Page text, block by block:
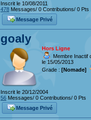
Inscrit le 10/08/2011
478 Messages/ 0 Contributions/ 0 Pts
Message Privé
goaly
Hors Ligne
Membre Inactif
le 15/05/2013
Grade : [Nomade]
Inscrit le 20/12/2004
56 Messages/ 0 Contributions/ 0 Pts
Message Privé